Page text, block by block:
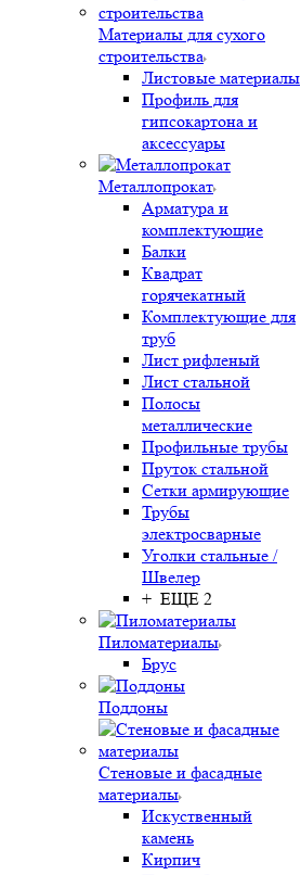
Материалы для сухого
строительства
Листовые материалы
Профиль для
гипсокартона и
аксессуары
Металлопрокат
Арматура и
комплектующие
Балки
Квадрат
горячекатный
Комплектующие для
труб
Лист рифленый
Лист стальной
Полосы
металлические
Профильные трубы
Пруток стальной
Сетки армирующие
Трубы
электросварные
Уголки стальные /
Швелер
+ ЕЩЕ 2
Пиломатериалы
Брус
Поддоны
Стеновые и фасадные
материалы
Искуственный
камень
Кирпич